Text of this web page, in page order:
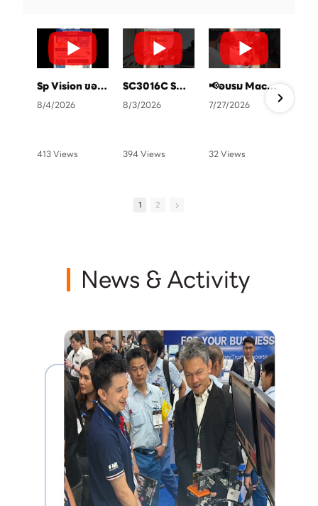
Sp Vision ขอเชิญทุกท่านเข้าร่วมอบรมฟรี แสกนคิวอาโค้ดลงทะเบียนได้เลยครับ
8/4/2026
413 Views
SC3016C SmartCamara ยกระดับการตรวจสอบคุณภาพในสายการผลิต
8/3/2026
394 Views
📢อบรม Machine Vision ฟรี ที่ SP Vision ทุกๆสิ้นเดือน จัดเต็ม 4 หลักสูตร💻✨👨🏻‍🏫
7/27/2026
32 Views
1 2
News & Activity